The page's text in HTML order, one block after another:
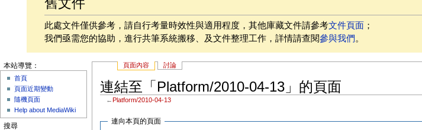
舊文件
此處文件僅供參考，請自行考量時效性與適用程度，其他庫藏文件請參考文件頁面 ；
我們亟需您的協助，進行共筆系統搬移、及文件整理工作，詳情請查閱參與我們。
頁面內容 討論
連結至「Platform/2010-04-13」的頁面
← Platform/2010-04-13
連向本頁的頁面
本站導覽：
首頁
頁面近期變動
隨機頁面
Help about MediaWiki
搜尋